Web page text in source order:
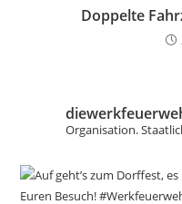
Doppelte
Organisation.